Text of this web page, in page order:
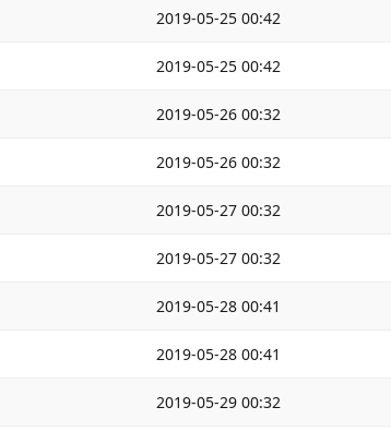
2019-05-25 00:42
2019-05-25 00:42
2019-05-26 00:32
2019-05-26 00:32
2019-05-27 00:32
2019-05-27 00:32
2019-05-28 00:41
2019-05-28 00:41
2019-05-29 00:32